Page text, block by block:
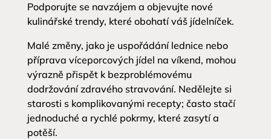
Podporujte se navzájem a objevujte nové
kulinářské trendy, které obohatí váš jídelníček.
Malé změny, jako je uspořádání lednice nebo
příprava víceporcových jídel na víkend, mohou
výrazně přispět k bezproblémovému
dodržování zdravého stravování. Nedělejte si
starosti s komplikovanými recepty; často stačí
jednoduché a rychlé pokrmy, které zasytí a
potěší.